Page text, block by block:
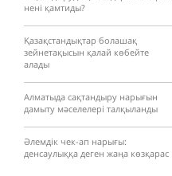
нені қамтиды?
Қазақстандықтар болашақ
зейнетақысын қалай көбейте
алады
Алматыда сақтандыру нарығын
дамыту мәселелері талқыланды
Әлемдік чек-ап нарығы:
денсаулыққа деген жаңа көзқарас